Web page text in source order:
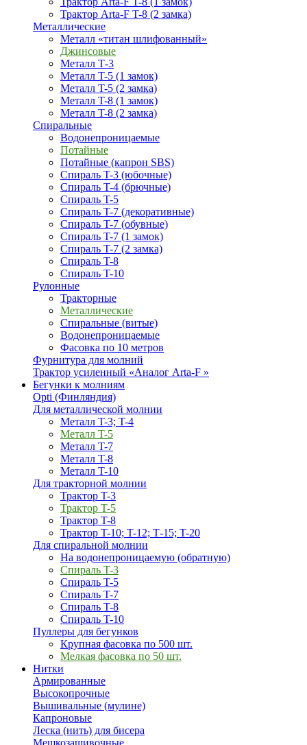
Трактор Arta-F T-8 (2 замка)
Металлические
Металл «титан шлифованный»
Джинсовые
Металл Т-3
Металл T-5 (1 замок)
Металл T-5 (2 замка)
Металл T-8 (1 замок)
Металл T-8 (2 замка)
Спиральные
Водонепроницаемые
Потайные
Потайные (капрон SBS)
Спираль T-3 (юбочные)
Спираль T-4 (брючные)
Спираль T-5
Спираль T-7 (декоративные)
Спираль T-7 (обувные)
Спираль T-7 (1 замок)
Спираль T-7 (2 замка)
Спираль T-8
Спираль T-10
Рулонные
Тракторные
Металлические
Спиральные (витые)
Водонепроницаемые
Фасовка по 10 метров
Фурнитура для молний
Трактор усиленный «Аналог Arta-F »
Бегунки к молниям
Opti (Финляндия)
Для металлической молнии
Металл T-3; T-4
Металл T-5
Металл T-7
Металл T-8
Металл T-10
Для тракторной молнии
Трактор T-3
Трактор T-5
Трактор T-8
Трактор T-10; T-12; Т-15; T-20
Для спиральной молнии
На водонепроницаемую (обратную)
Спираль T-3
Спираль T-5
Спираль T-7
Спираль T-8
Спираль T-10
Пуллеры для бегунков
Крупная фасовка по 500 шт.
Мелкая фасовка по 50 шт.
Нитки
Армированные
Высокопрочные
Вышивальные (мулине)
Капроновые
Леска (нить) для бисера
Мешкозашивочные